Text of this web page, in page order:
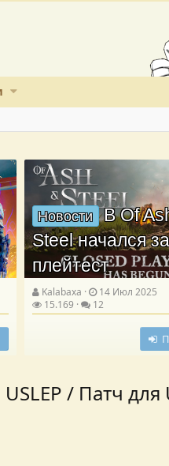
Новости В Of
Steel начался
плейтест
Kalabaxa
14 Июл 2025
15.169
12
/ Патч